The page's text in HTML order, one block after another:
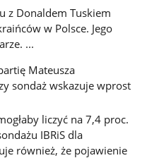
z Donaldem Tuskiem
w Polsce. Jego
...
Mateusza
sondaż wskazuje wprost
liczyć na 7,4 proc.
IBRiS dla
również, że pojawienie